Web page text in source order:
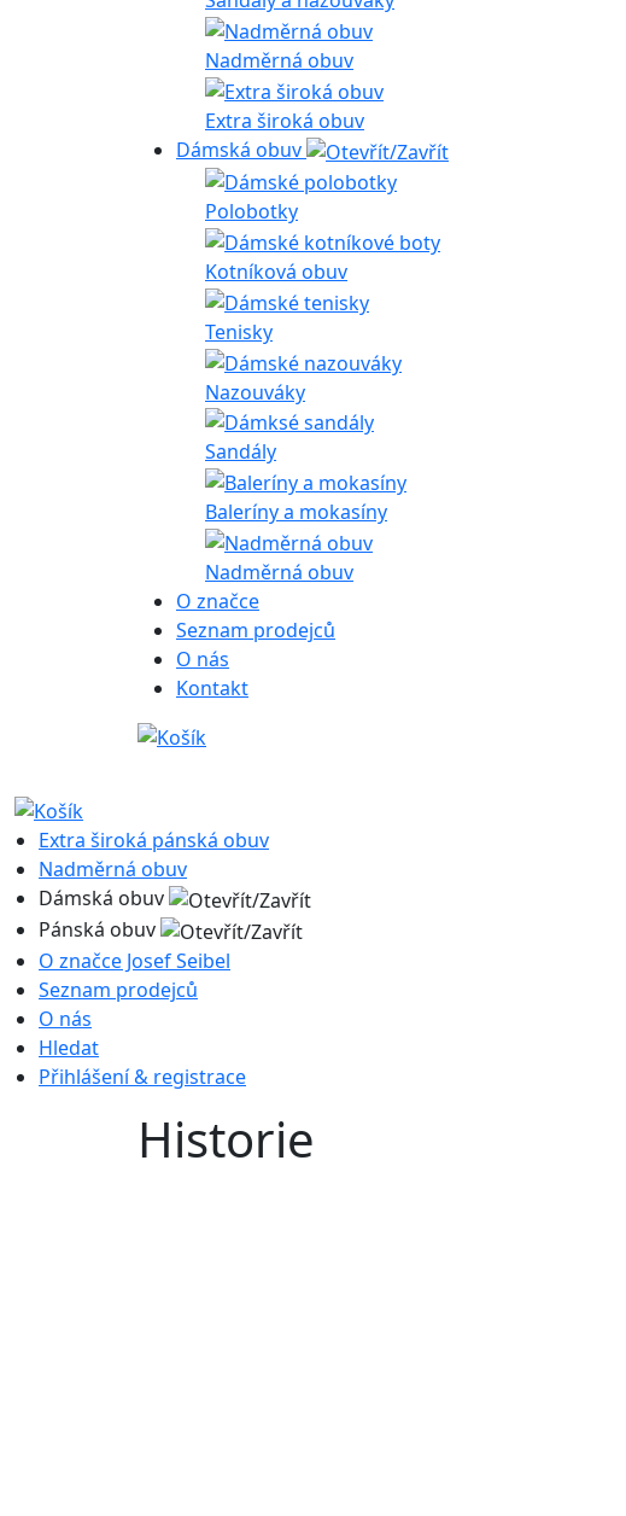
Nadměrná obuv
Extra široká obuv
Dámská obuv
Polobotky
Kotníková obuv
Tenisky
Nazouváky
Sandály
Baleríny a mokasíny
Nadměrná obuv
O značce
Seznam prodejců
O nás
Kontakt
Extra široká pánská obuv
Nadměrná obuv
Dámská obuv
Pánská obuv
O značce Josef Seibel
Seznam prodejců
O nás
Hledat
Přihlášení & registrace
Historie